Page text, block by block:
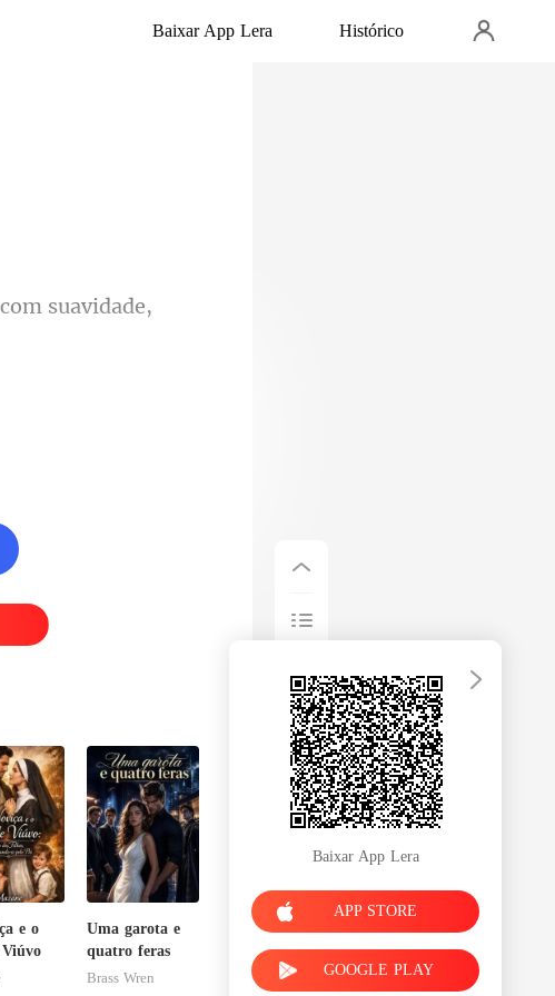
Baixar App Lera Histórico
suavidade,
o que vi
e o
Uma garota e
quatro feras
Brass Wren
Baixar App Lera
APP STORE
GOOGLE PLAY